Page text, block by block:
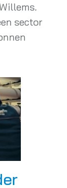
sector